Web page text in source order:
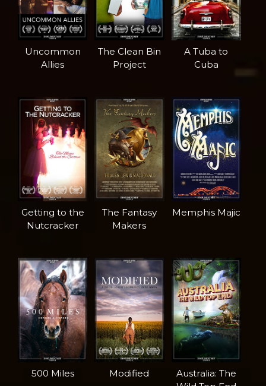
Uncommon
Allies
The Clean Bin
Project
A Tuba to
Cuba
Getting to the
Nutcracker
The Fantasy
Makers
Memphis Majic
500 Miles Modified
Australia: The